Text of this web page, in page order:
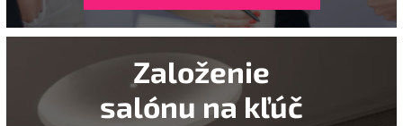
Založenie
salónu na kľúč